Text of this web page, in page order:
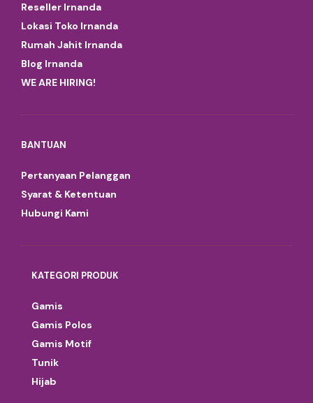
Reseller Irnanda
Lokasi Toko Irnanda
Rumah Jahit Irnanda
Blog Irnanda
WE ARE HIRING!
BANTUAN
Pertanyaan Pelanggan
Syarat & Ketentuan
Hubungi Kami
KATEGORI PRODUK
Gamis
Gamis Polos
Gamis Motif
Tunik
Hijab